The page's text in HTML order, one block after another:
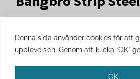
Denna sida använder cookies för att
upplevelsen. Genom att klicka “OK”
OK
samarbete med.
Besök gärnaBångbro Strip Steels